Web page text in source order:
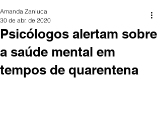
Psicólogos alertam sobre
a saúde mental em
tempos de quarentena
Amanda Zanluca
30 de abr. de 2020